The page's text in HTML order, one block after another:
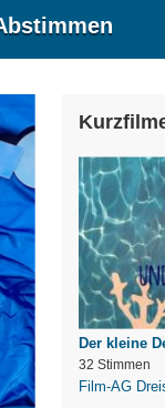
Der kleine
32 Stimmen
Film-AG